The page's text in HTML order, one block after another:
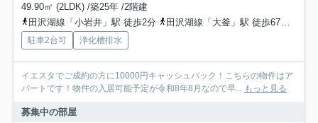
49.90㎡ (2LDK) /築25年 /2階建
田沢湖線「小岩井」駅 徒歩2分
田沢湖線「大釜」駅 徒歩67分
駐車2台可 浄化槽排水
イエスタでご成約の方に10000円キャッシュバック！こちらの物件はア
パートです！物件の入居可能予定が令和8年8月なので早... もっと見る
募集中の部屋